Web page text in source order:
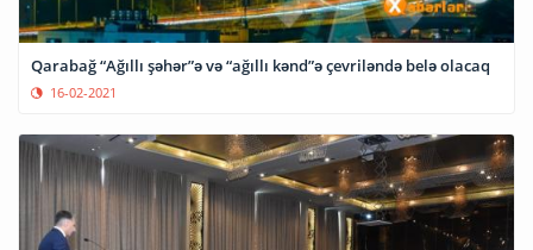
Qarabağ “Ağıllı şəhər”ə və “ağıllı kənd”ə çevriləndə belə olacaq
16-02-2021